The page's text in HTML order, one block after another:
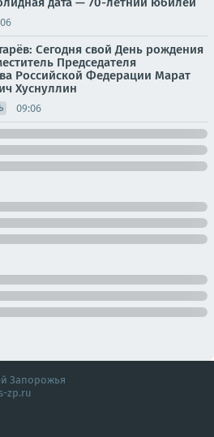
Сегодня свой День рождения
Председателя
Российской Федерации Марат
Хуснуллин
09:06
Запорожья
zp.ru